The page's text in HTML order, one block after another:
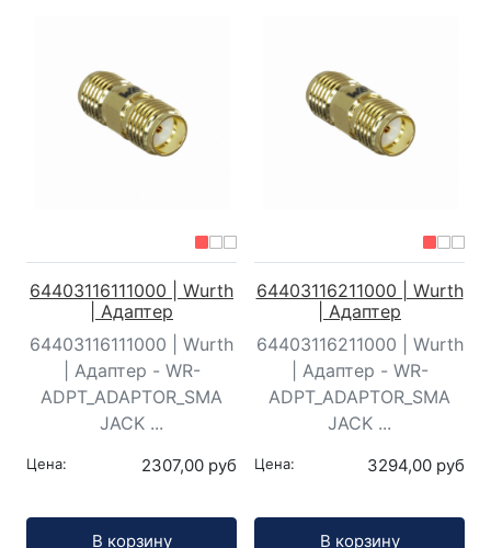
64403116111000 | Wurth
| Адаптер
64403116111000 | Wurth
| Адаптер - WR-
ADPT_ADAPTOR_SMA
JACK ...
Цена: 2307,00 руб
В корзину
64403116211000 | Wurth
| Адаптер
64403116211000 | Wurth
| Адаптер - WR-
ADPT_ADAPTOR_SMA
JACK ...
Цена: 3294,00 руб
В корзину